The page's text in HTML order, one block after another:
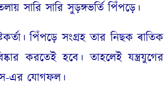
সারি সারি সুড়ঙ্গভর্তি পিঁপড়ে।
পিঁপড়ে সংগ্রহ তার নিছক ৰাতিক
করতেই হবে। তাহলেই যন্ত্রযুগের
এর যোগফল।